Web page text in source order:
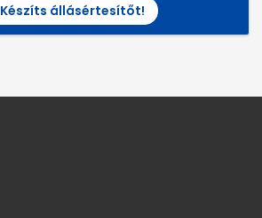
Készíts állásértesítőt!